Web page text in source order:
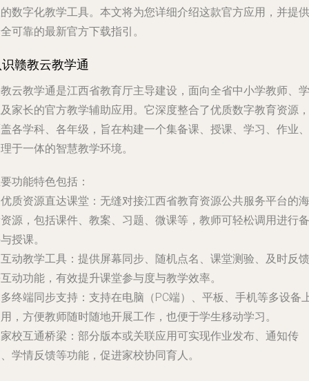
数字化教学工具。本文将为您详细介绍这款官方应用，并提供
可靠的最新官方下载指引。
赣教云教学通
云教学通是江西省教育厅主导建设，面向全省中小学教师、学
家长的官方教学辅助应用。它深度整合了优质数字教育资源，
各学科、各年级，旨在构建一个集备课、授课、学习、作业、
于一体的智慧教学环境。
功能特色包括：
优质资源直达课堂 ：无缝对接江西省教育资源公共服务平台的海
源，包括课件、教案、习题、微课等，教师可轻松调用进行备
授课。
互动教学工具 ：提供屏幕同步、随机点名、课堂测验、及时反馈
动功能，有效提升课堂参与度与教学效率。
多终端同步支持 ：支持在电脑（PC端）、平板、手机等多设备
，方便教师随时随地开展工作，也便于学生移动学习。
家校互通桥梁 ：部分版本或关联应用可实现作业发布、通知传
学情反馈等功能，促进家校协同育人。